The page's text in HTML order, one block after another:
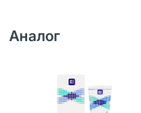
Аналог